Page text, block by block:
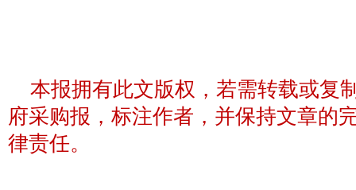
本报拥有此文版权，若需转载或复
府采购报，标注作者，并保持文章的
律责任。